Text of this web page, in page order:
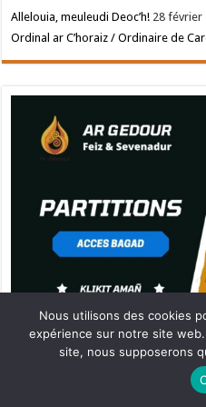
Allelouia, meuleudi Deoc’h! 28 février
Ordinal ar C’horaiz / Ordinaire de
Ne manquez pas la nouveauté de
CLIQUEZ ICI POUR EN
Nous utilisons des cookies
expérience sur notre site
site, nous supposerons